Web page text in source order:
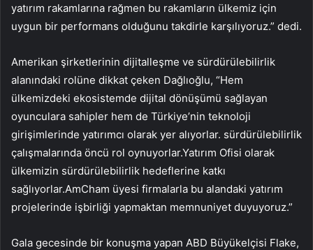
yatırım rakamlarına rağmen bu rakamların ülkemiz için
uygun bir performans olduğunu takdirle karşılıyoruz.” dedi.
Amerikan şirketlerinin dijitalleşme ve sürdürülebilirlik
alanındaki rolüne dikkat çeken Dağlıoğlu, “Hem
ülkemizdeki ekosistemde dijital dönüşümü sağlayan
oyunculara sahipler hem de Türkiye’nin teknoloji
girişimlerinde yatırımcı olarak yer alıyorlar. sürdürülebilirlik
çalışmalarında öncü rol oynuyorlar.Yatırım Ofisi olarak
ülkemizin sürdürülebilirlik hedeflerine katkı
sağlıyorlar.AmCham üyesi firmalarla bu alandaki yatırım
projelerinde işbirliği yapmaktan memnuniyet duyuyoruz.”
Gala gecesinde bir konuşma yapan ABD Büyükelçisi Flake,